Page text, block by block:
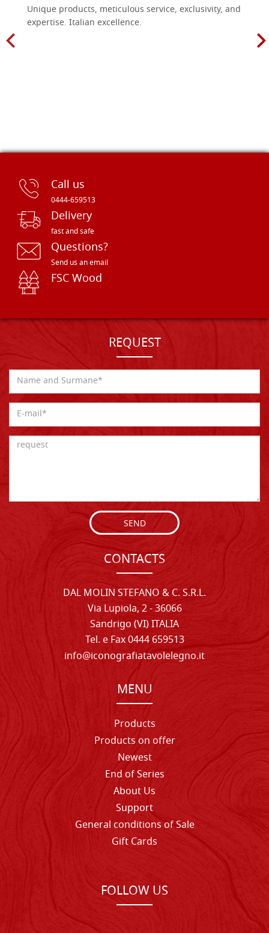
Unique products, meticulous service, exclusivity, and
expertise. Italian excellence.
Call us
0444-659513
Delivery
fast and safe
Questions?
Send us an email
FSC Wood
REQUEST
SEND
CONTACTS
DAL MOLIN STEFANO & C. S.R.L.
Via Lupiola, 2 - 36066
Sandrigo (VI) ITALIA
Tel. e Fax 0444 659513
info@iconografiatavolelegno.it
MENU
Products
Products on offer
Newest
End of Series
About Us
Support
General conditions of Sale
Gift Cards
FOLLOW US